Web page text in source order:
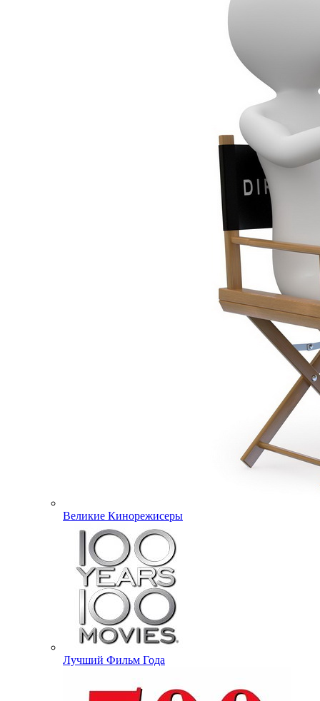
Великие Кинорежисеры
Лучший Фильм Года